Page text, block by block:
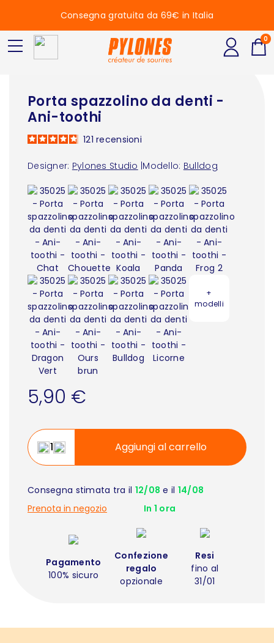
Porta spazzolino da denti -
Ani-toothi
Designer: Pylones Studio Modello: Bulldog
121recensioni
+
modelli
5,90 €
Aggiungi al carrello
Consegna stimata tra il 12/08 e il 14/08
Prenota in negozio
In 1 ora
Pagamento
100% sicuro
Confezione
regalo
opzionale
Resi
fino al
31/01
Consegna gratuita da 69€ in Italia
0